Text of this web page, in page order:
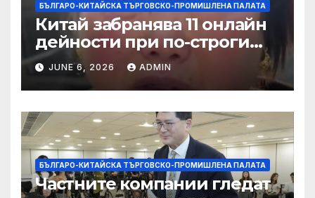
БЪЛГАРО-КИТАЙСКА ТЪРГОВСКО-ПРОМИШЛЕНА ПАЛАТА
Китай забранява 11 онлайн
дейности при по-строги
правила за ограничаване на
слуховете и
кибернасилниците
JUNE 6, 2026 ADMIN
БЪЛГАРО-КИТАЙСКА ТЪРГОВСКО-ПРОМИШЛЕНА ПАЛАТА
Частните компании гледат